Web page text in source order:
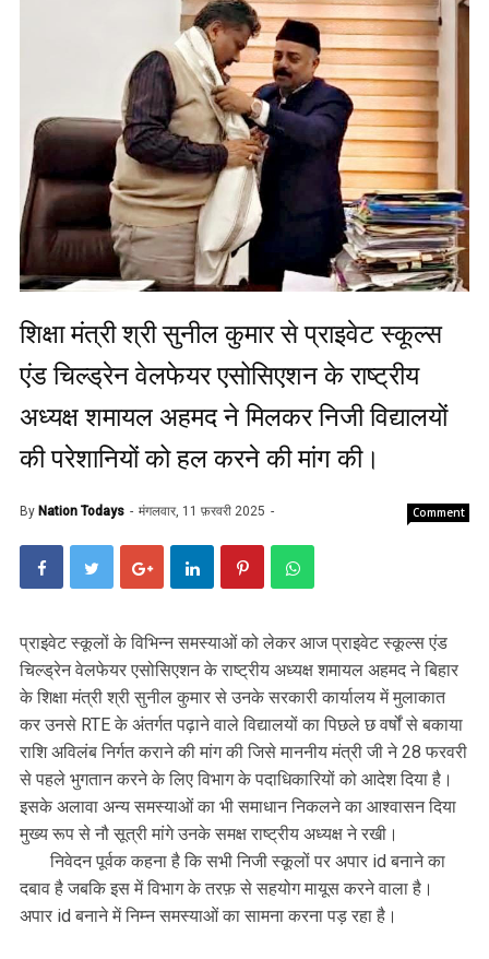
शिक्षा मंत्री श्री सुनील कुमार से प्राइवेट स्कूल्स
एंड चिल्ड्रेन वेलफेयर एसोसिएशन के राष्ट्रीय
अध्यक्ष शमायल अहमद ने मिलकर निजी विद्यालयों
की परेशानियों को हल करने की मांग की।
By Nation Todays मंगलवार, 11 फ़रवरी 2025 Comment
प्राइवेट स्कूलों के विभिन्न समस्याओं को लेकर आज प्राइवेट स्कूल्स एंड
चिल्ड्रेन वेलफेयर एसोसिएशन के राष्ट्रीय अध्यक्ष शमायल अहमद ने बिहार
के शिक्षा मंत्री श्री सुनील कुमार से उनके सरकारी कार्यालय में मुलाकात
कर उनसे RTE के अंतर्गत पढ़ाने वाले विद्यालयों का पिछले छ वर्षों से बकाया
राशि अविलंब निर्गत कराने की मांग की जिसे माननीय मंत्री जी ने 28 फरवरी
से पहले भुगतान करने के लिए विभाग के पदाधिकारियों को आदेश दिया है।
इसके अलावा अन्य समस्याओं का भी समाधान निकलने का आश्वासन दिया
मुख्य रूप से नौ सूत्री मांगे उनके समक्ष राष्ट्रीय अध्यक्ष ने रखी।
निवेदन पूर्वक कहना है कि सभी निजी स्कूलों पर अपार id बनाने का
दबाव है जबकि इस में विभाग के तरफ़ से सहयोग मायूस करने वाला है।
अपार id बनाने में निम्न समस्याओं का सामना करना पड़ रहा है।